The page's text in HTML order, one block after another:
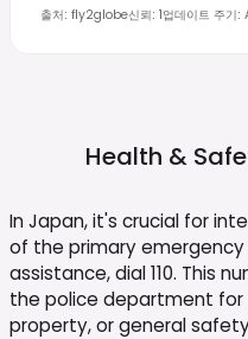
출처: fly2globe신뢰: 1업데이트 주기:
Health &
In Japan, it's crucial for
of the primary
assistance, dial 110. This
the police department for
property, or general